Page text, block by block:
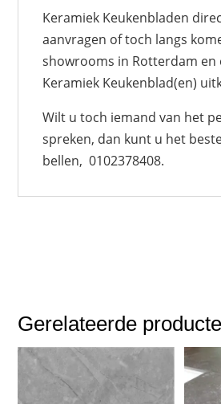
Keramiek Keukenbladen
aanvragen of toch langs
showrooms in Rotterdam en
Keramiek Keukenblad(en)
Wilt u toch iemand van het
spreken, dan kunt u het
bellen, 0102378408.
Gerelateerde